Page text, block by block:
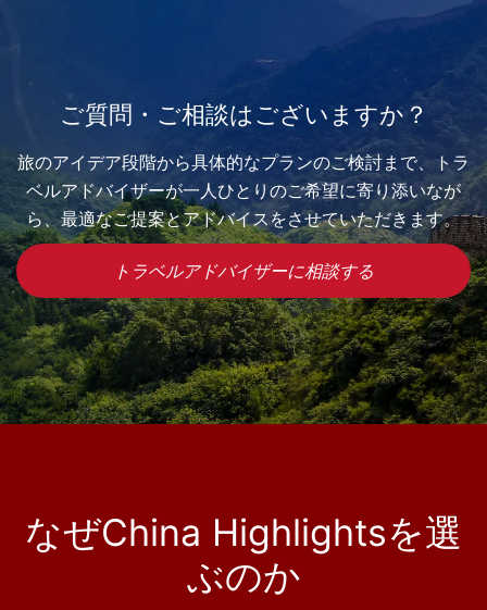
ご質問・ご相談はございますか？
旅のアイデア段階から具体的なプランのご検討まで、トラ
ベルアドバイザーが一人ひとりのご希望に寄り添いなが
ら、最適なご提案とアドバイスをさせていただきます。
トラベルアドバイザーに相談する
なぜChina Highlightsを選
ぶのか